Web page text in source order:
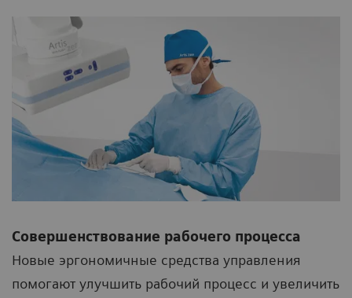
Совершенствование рабочего процесса
Новые эргономичные средства управления
помогают улучшить рабочий процесс и увеличить